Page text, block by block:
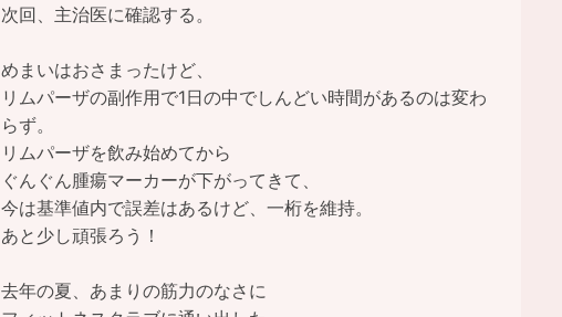
次回、主治医に確認する。
めまいはおさまったけど、
リムパーザの副作用で1日の中でしんどい時間があるのは変わ
らず。
リムパーザを飲み始めてから
ぐんぐん腫瘍マーカーが下がってきて、
今は基準値内で誤差はあるけど、一桁を維持。
あと少し頑張ろう！
去年の夏、あまりの筋力のなさに